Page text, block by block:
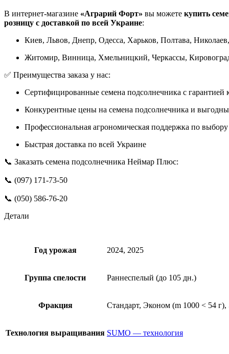
В интернет-магазине «Аграрий Форт» вы можете купить
розницу с доставкой по всей Украине:
Киев, Львов, Днепр, Одесса, Харьков, Полтава,
Житомир, Винница, Хмельницкий, Черкассы,
✅ Преимущества заказа у нас:
Сертифицированные семена подсолнечника с гарантией
Конкурентные цены на семена подсолнечника и
Профессиональная агрономическая поддержка по
Быстрая доставка по всей Украине
📞 Заказать семена подсолнечника Неймар Плюс:
📞 (097) 171-73-50
📞 (050) 586-76-20
Детали
Год урожая 2024, 2025
Группа спелости Раннеспелый (до 105 дн.)
Фракция Стандарт, Эконом (m 1000 < 54 г),
Технология выращивания SUMO — технология